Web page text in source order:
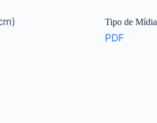
Tipo de Mídia
PDF